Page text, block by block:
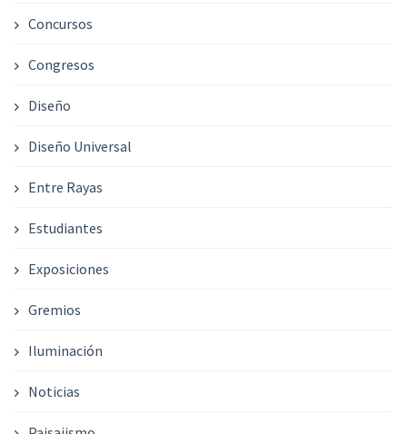
Concursos
Congresos
Diseño
Diseño Universal
Entre Rayas
Estudiantes
Exposiciones
Gremios
Iluminación
Noticias